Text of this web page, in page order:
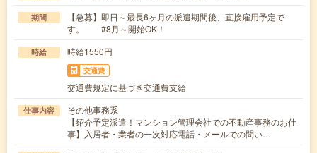
期間
【急募】即日～最長6ヶ月の派遣期間後、直接雇用予定で
す。 #8月～開始OK！
時給 時給1550円
交通費
交通費規定に基づき交通費支給
仕事内容
その他事務系
【紹介予定派遣！マンション管理会社での不動産事務のお仕
事】入居者・業者の一次対応電話・メールでの問い…